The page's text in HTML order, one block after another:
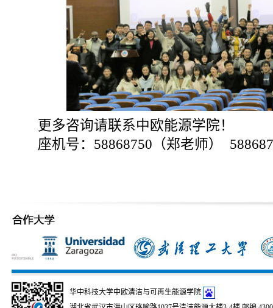
更多咨询请联系中欧能源学院！
座机号：58868750（郑老师）
华中科技大学中欧清洁与可再生能源学院